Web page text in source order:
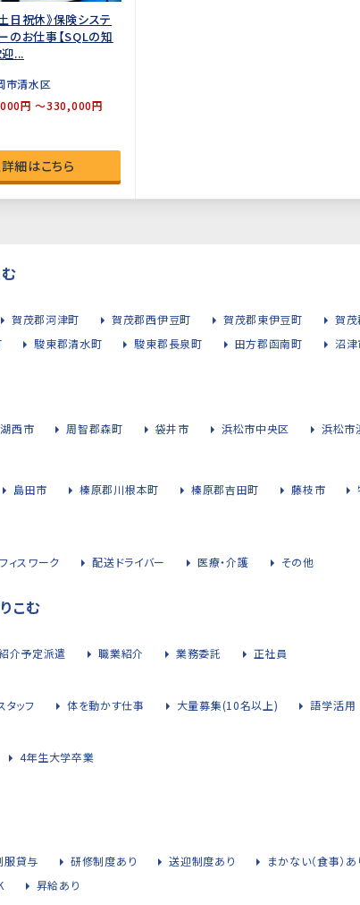
日祝休》保険システ
のお仕事【SQLの知
...
市清水区
円 ～330,000円
細はこちら
賀茂郡河津町 賀茂郡西伊豆町 賀茂郡東伊豆町 賀
駿東郡清水町 駿東郡長泉町 田方郡函南町 沼津
湖西市 周智郡森町 袋井市 浜松市中央区 浜松市
島田市 榛原郡川根本町 榛原郡吉田町 藤枝市
ィスワーク 配送ドライバー 医療・介護 その他
こむ
介予定派遣 職業紹介 業務委託 正社員
タッフ 体を動かす仕事 大量募集(10名以上) 語学活用
4年生大学卒業
服貸与 研修制度あり 送迎制度あり まかない（食事）あ
昇給あり